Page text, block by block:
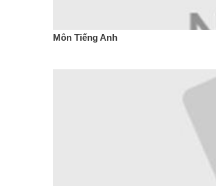
Môn Tiếng Anh